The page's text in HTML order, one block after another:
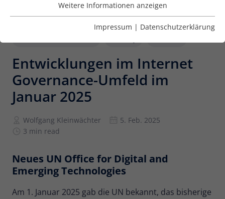
Entwicklungen im Internet
Governance-Umfeld im
Januar 2025
Wolfgang Kleinwächter
5. Feb. 2025
3 min read
Neues UN Office for Digital and
Emerging Technologies
Am 1. Januar 2025 gab die UN bekannt, das bisherige
Nutzungsanalyse
Cookies zur Nutzungsanalyse ermöglichen es uns zu
Anbieter Matomo
Laufzeit 6 Monate
Zweck
Zur Speicherung der
Besuch der Website verwendet wurde
Weitere Informationen anzeigen
Impressum | Datenschutzerklärung